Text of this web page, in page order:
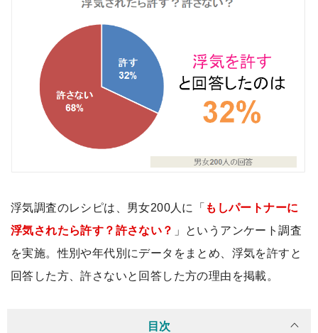
浮気調査のレシピは、男女200人に「 もしパートナーに
浮気されたら許す？許さない？ 」というアンケート調査
を実施。性別や年代別にデータをまとめ、浮気を許すと
回答した方、許さないと回答した方の理由を掲載。
目次